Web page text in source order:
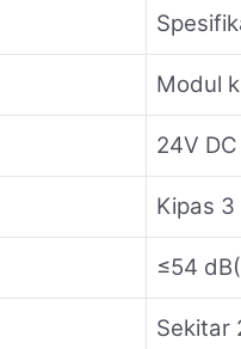
Modul
24V DC
Kipas
≤54
Sekitar